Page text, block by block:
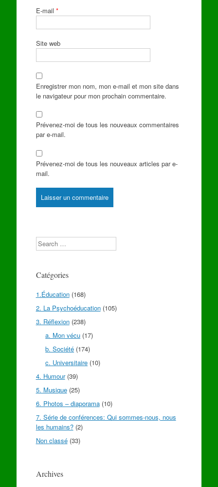
E-mail *
Site web
Enregistrer mon nom, mon e-mail et mon site dans
le navigateur pour mon prochain commentaire.
Prévenez-moi de tous les nouveaux commentaires
par e-mail.
Prévenez-moi de tous les nouveaux articles par e-
mail.
Search
Catégories
1.Éducation(168)
2. La Psychoéducation(105)
3. Réflexion(238)
a. Mon vécu (17)
b. Société (174)
c. Universitaire (10)
4. Humour(39)
5. Musique(25)
6. Photos – diaporama(10)
7. Série de conférences: Qui sommes-nous, nous
les humains?(2)
Non classé(33)
Archives